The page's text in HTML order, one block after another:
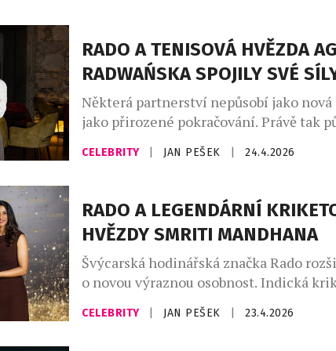
stojí na stejných základech. Tedy na
trpělivosti, ale i práci, která může být
RADO A TENISOVÁ HVĚZDA
RADWAŃSKA SPOJILY SVÉ
Některá partnerství nepůsobí jako nová
jako přirozené pokračování. Právě tak
Agnieszky Radwańské do rodiny Rado.
světová tenisová hvězda, která patřila
značkou, s níž ji pojí nejen historie, ale
společné hodnoty – preciznost, eleganci
detail. Radwańská, známá svou […]
CELEBRITY JAN PEŠEK 24.4.2026
RADO A LEGENDÁRNÍ
HVĚZDY SMRITI MANDHANA
Švýcarská hodinářská značka Rado
o novou výraznou osobnost. Indická
Smriti Mandhana se stává „Friend of the
přináší do hodinářství energii, která
CELEBRITY JAN PEŠEK 23.4.2026